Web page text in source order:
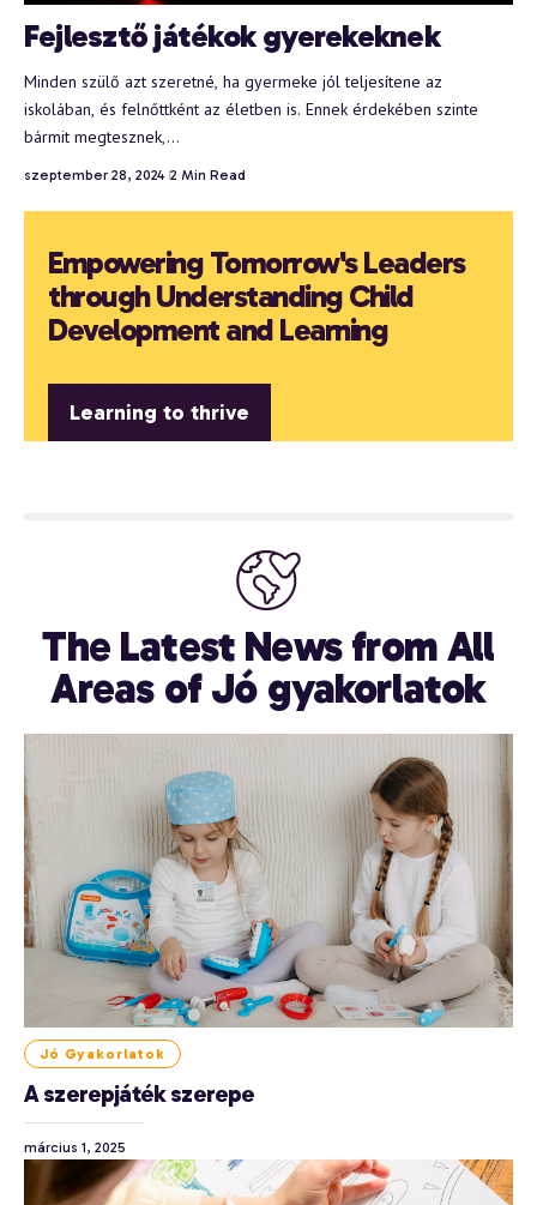
Fejlesztő játékok gyerekeknek
Minden szülő azt szeretné, ha gyermeke jól teljesítene az
iskolában, és felnőttként az életben is. Ennek érdekében szinte
bármit megtesznek,…
szeptember 28, 2024 2 Min Read
Empowering Tomorrow's Leaders
through Understanding Child
Development and Learning
Learning to thrive
The Latest News from All
Areas of Jó gyakorlatok
Jó Gyakorlatok
A szerepjáték szerepe
március 1, 2025